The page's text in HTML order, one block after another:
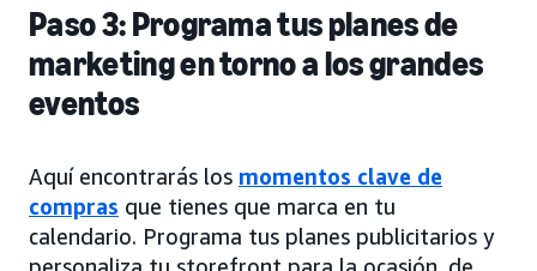
Paso 3: Programa tus planes de
marketing en torno a los grandes
eventos
Aquí encontrarás los momentos clave de
compras que tienes que marca en tu
calendario. Programa tus planes publicitarios y